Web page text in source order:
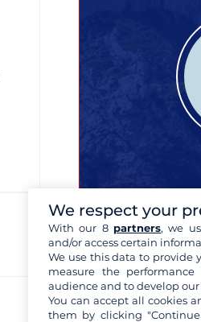
We respect your
With our 8 partners, we
and/or access certain
We use this data to provide
measure the
audience and to develop our
You can accept all cookies
them by clicking